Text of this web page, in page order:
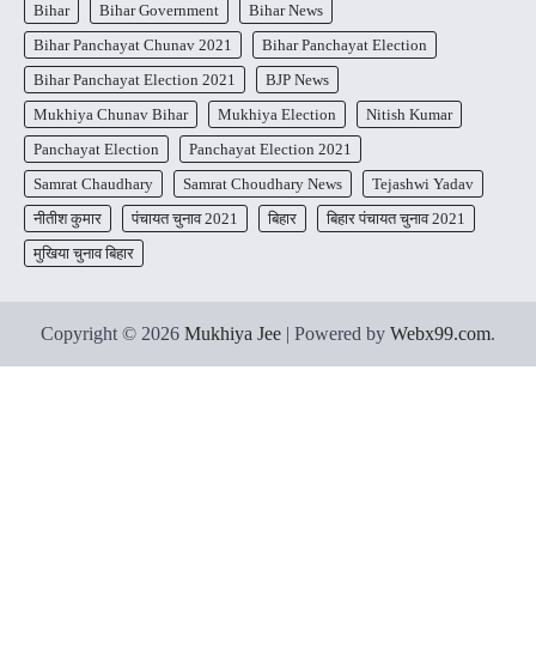
Bihar Bihar Government
Bihar News
Bihar Panchayat Chunav 2021
Bihar Panchayat Election
Bihar Panchayat Election 2021
BJP News
Mukhiya Chunav Bihar
Mukhiya Election
Nitish Kumar
Panchayat Election
Panchayat Election 2021
Samrat Chaudhary
Samrat Choudhary News
Tejashwi Yadav
नीतीश कुमार
पंचायत चुनाव 2021 बिहार
बिहार पंचायत चुनाव 2021
मुखिया चुनाव बिहार
Copyright © 2026 Mukhiya Jee | Powered by Webx99.com.